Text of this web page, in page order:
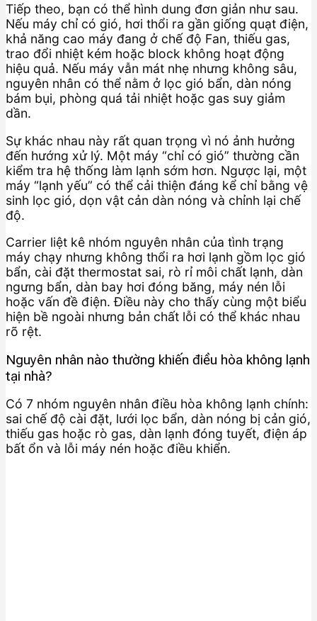
Tiếp theo, bạn có thể hình dung đơn giản như sau.
Nếu máy chỉ có gió, hơi thổi ra gần giống quạt điện,
khả năng cao máy đang ở chế độ Fan, thiếu gas,
trao đổi nhiệt kém hoặc block không hoạt động
hiệu quả. Nếu máy vẫn mát nhẹ nhưng không sâu,
nguyên nhân có thể nằm ở lọc gió bẩn, dàn nóng
bám bụi, phòng quá tải nhiệt hoặc gas suy giảm
dần.
Sự khác nhau này rất quan trọng vì nó ảnh hưởng
đến hướng xử lý. Một máy “chỉ có gió” thường cần
kiểm tra hệ thống làm lạnh sớm hơn. Ngược lại, một
máy “lạnh yếu” có thể cải thiện đáng kể chỉ bằng vệ
sinh lọc gió, dọn vật cản dàn nóng và chỉnh lại chế
độ.
Carrier liệt kê nhóm nguyên nhân của tình trạng
máy chạy nhưng không thổi ra hơi lạnh gồm lọc gió
bẩn, cài đặt thermostat sai, rò rỉ môi chất lạnh, dàn
ngưng bẩn, dàn bay hơi đóng băng, máy nén lỗi
hoặc vấn đề điện. Điều này cho thấy cùng một biểu
hiện bề ngoài nhưng bản chất lỗi có thể khác nhau
rõ rệt.
Nguyên nhân nào thường khiến điều hòa không lạnh
tại nhà?
Có 7 nhóm nguyên nhân điều hòa không lạnh chính:
sai chế độ cài đặt, lưới lọc bẩn, dàn nóng bị cản gió,
thiếu gas hoặc rò gas, dàn lạnh đóng tuyết, điện áp
bất ổn và lỗi máy nén hoặc điều khiển.